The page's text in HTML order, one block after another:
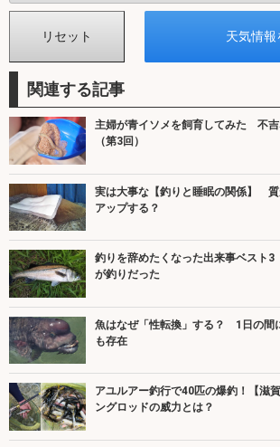
関連する記事
主婦が青イソメを飼育してみた 不吉
（第3回）
実は大事な【釣りと睡眠の関係】 質
アップする？
釣りを辞めたくなった出来事ベスト
が釣りだった
魚はなぜ「性転換」する？ 1日の間
も存在
アユルアー釣行で40匹の爆釣！【滋
ングロッドの威力とは？